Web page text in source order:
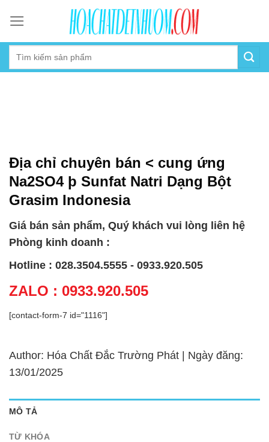
content
Địa chỉ chuyên bán < cung ứng
Na2SO4 þ Sunfat Natri Dạng Bột
Grasim Indonesia
Giá bán sản phẩm, Quý khách vui lòng liên hệ
Phòng kinh doanh :
Hotline : 028.3504.5555 - 0933.920.505
ZALO : 0933.920.505
[contact-form-7 id="1116"]
Author: Hóa Chất Đắc Trường Phát | Ngày đăng:
13/01/2025
MÔ TẢ
TỪ KHÓA